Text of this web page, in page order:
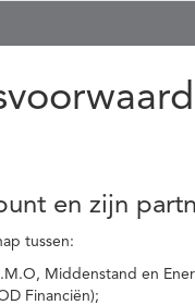
en zijn
tussen:
Middenstand en
Financiën);